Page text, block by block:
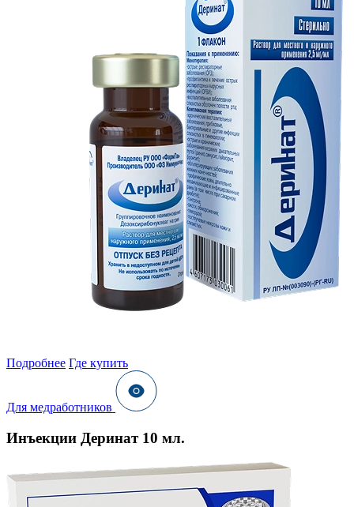
Подробнее Где купить
Для медработников
Инъекции Деринат 10 мл.